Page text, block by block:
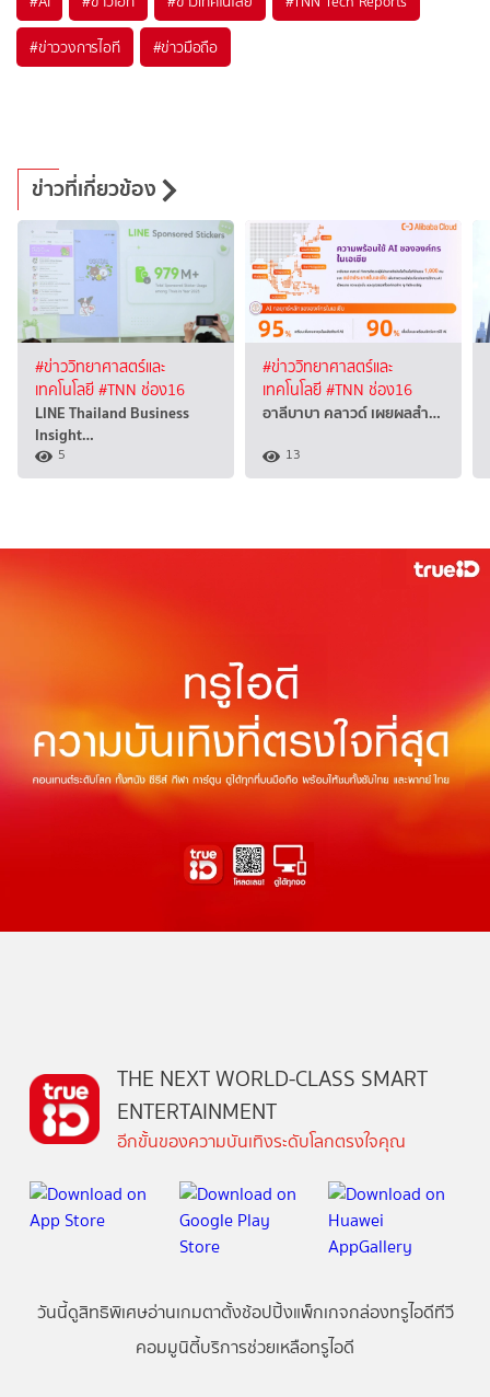
#ข่าววงการไอที #ข่าวมือถือ
ข่าวที่เกี่ยวข้อง
#ข่าววิทยาศาสตร์และ
เทคโนโลยี#TNN ช่อง16
LINE Thailand Business
Insight…
5
#ข่าววิทยาศาสตร์และ
เทคโนโลยี#TNN ช่อง16
อาลีบาบา คลาวด์ เผยผลสำ…
13
THE NEXT WORLD-CLASS SMART
ENTERTAINMENT
อีกขั้นของความบันเทิงระดับโลกตรงใจคุณ
วันนี้ดูสิทธิพิเศษอ่านเกมตาตั้งช้อปปิ้งแพ็กเกจกล่องทรูไอดีทีวี
คอมมูนิตี้บริการช่วยเหลือทรูไอดี